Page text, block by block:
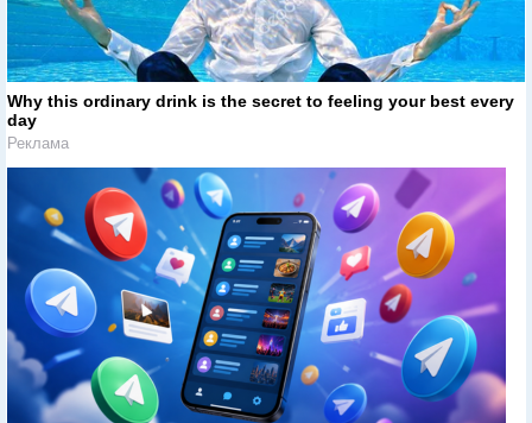
Why this ordinary drink is the secret to feeling your best every
day
Реклама